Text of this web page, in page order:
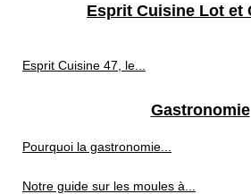
Esprit Cuisine Lot et
Esprit Cuisine 47, le...
Gastronomie
Pourquoi la gastronomie...
Notre guide sur les moules à...